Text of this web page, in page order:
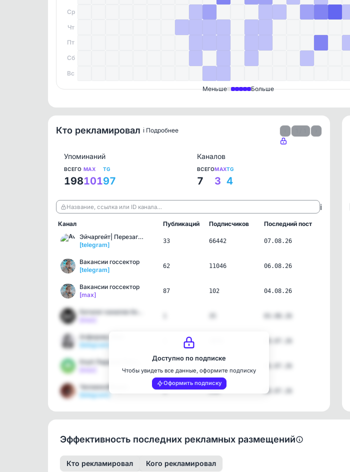
Ср
Чт
Пт
Сб
Вс
Меньше Больше
Кто рекламировал ℹ️ Подробнее
Упоминаний
ВСЕГО
198
MAX
101
TG
97
Каналов
ВСЕГО
7
MAX
3
TG
4
Название, ссылка или ID канала… ℹ️
Канал Публикаций Подписчиков
Последний пост
Эйчаргейт| Перезагрузка
[telegram]
33 66442 07.08.26
Вакансии госсектор
[telegram]
62 11046 06.08.26
Вакансии госсектор
[max]
87 102 04.08.26
Алферова Юля
[telegram]
ЧеловекоМедиа
[telegram]
1 250 08.07.26
Доступно по подписке
Чтобы увидеть все данные, оформите подписку
Оформить подписку
Эффективность последних рекламных размещений
Кто рекламировал Кого рекламировал